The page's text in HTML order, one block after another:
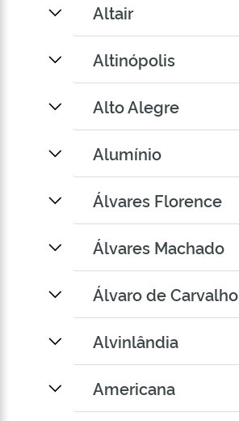
Altair
Altinópolis
Alto Alegre
Alumínio
Álvares Florence
Álvares Machado
Álvaro de Carvalho
Alvinlândia
Americana